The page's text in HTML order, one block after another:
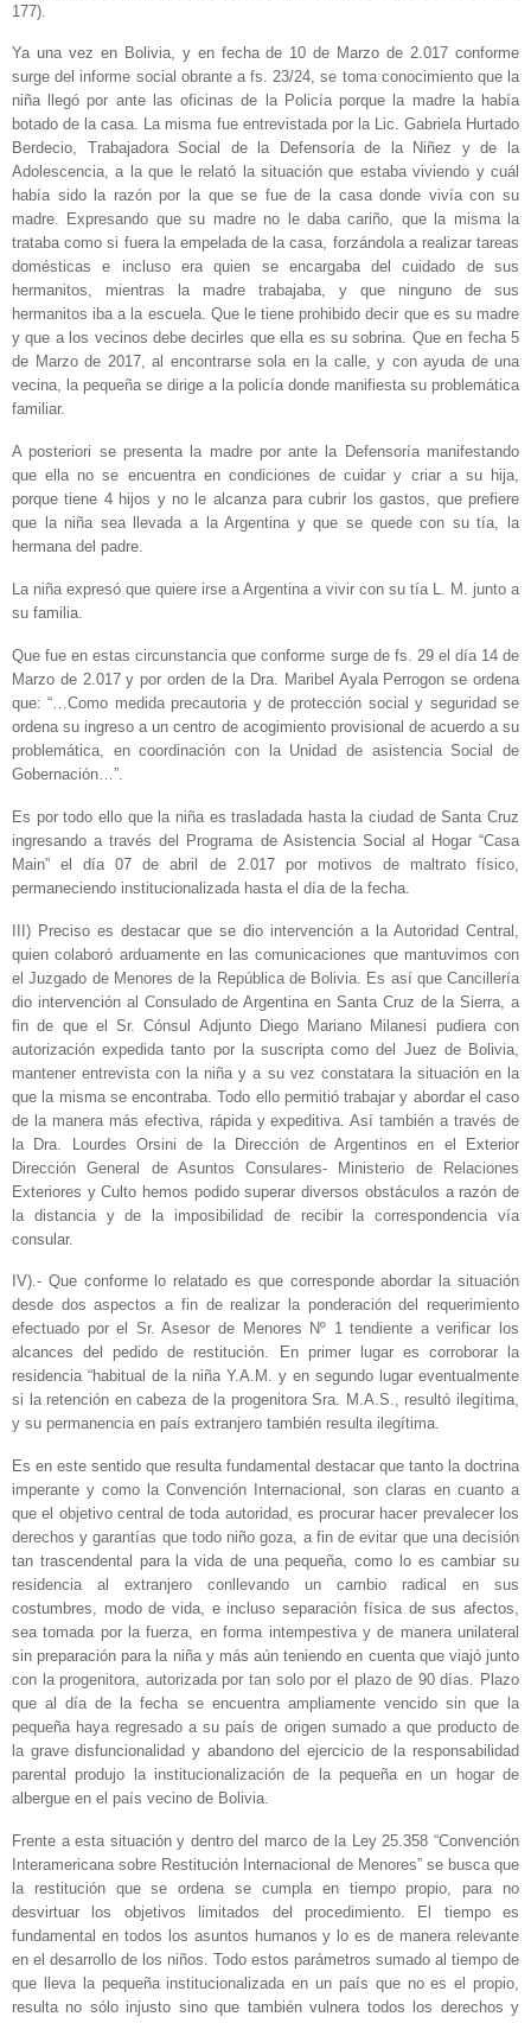
177).
Ya una vez en Bolivia, y en fecha de 10 de Marzo de 2.017 conforme
surge del informe social obrante a fs. 23/24, se toma conocimiento que la
niña llegó por ante las oficinas de la Policía porque la madre la había
botado de la casa. La misma fue entrevistada por la Lic. Gabriela Hurtado
Berdecio, Trabajadora Social de la Defensoría de la Niñez y de la
Adolescencia, a la que le relató la situación que estaba viviendo y cuál
había sido la razón por la que se fue de la casa donde vivía con su
madre. Expresando que su madre no le daba cariño, que la misma la
trataba como si fuera la empelada de la casa, forzándola a realizar tareas
domésticas e incluso era quien se encargaba del cuidado de sus
hermanitos, mientras la madre trabajaba, y que ninguno de sus
hermanitos iba a la escuela. Que le tiene prohibido decir que es su madre
y que a los vecinos debe decirles que ella es su sobrina. Que en fecha 5
de Marzo de 2017, al encontrarse sola en la calle, y con ayuda de una
vecina, la pequeña se dirige a la policía donde manifiesta su problemática
familiar.
A posteriori se presenta la madre por ante la Defensoría manifestando
que ella no se encuentra en condiciones de cuidar y criar a su hija,
porque tiene 4 hijos y no le alcanza para cubrir los gastos, que prefiere
que la niña sea llevada a la Argentina y que se quede con su tía, la
hermana del padre.
La niña expresó que quiere irse a Argentina a vivir con su tía L. M. junto a
su familia.
Que fue en estas circunstancia que conforme surge de fs. 29 el día 14 de
Marzo de 2.017 y por orden de la Dra. Maribel Ayala Perrogon se ordena
que: “…Como medida precautoria y de protección social y seguridad se
ordena su ingreso a un centro de acogimiento provisional de acuerdo a su
problemática, en coordinación con la Unidad de asistencia Social de
Gobernación…”.
Es por todo ello que la niña es trasladada hasta la ciudad de Santa Cruz
ingresando a través del Programa de Asistencia Social al Hogar “Casa
Main” el día 07 de abril de 2.017 por motivos de maltrato físico,
permaneciendo institucionalizada hasta el día de la fecha.
III) Preciso es destacar que se dio intervención a la Autoridad Central,
quien colaboró arduamente en las comunicaciones que mantuvimos con
el Juzgado de Menores de la República de Bolivia. Es así que Cancillería
dio intervención al Consulado de Argentina en Santa Cruz de la Sierra, a
fin de que el Sr. Cónsul Adjunto Diego Mariano Milanesi pudiera con
autorización expedida tanto por la suscripta como del Juez de Bolivia,
mantener entrevista con la niña y a su vez constatara la situación en la
que la misma se encontraba. Todo ello permitió trabajar y abordar el caso
de la manera más efectiva, rápida y expeditiva. Así también a través de
la Dra. Lourdes Orsini de la Dirección de Argentinos en el Exterior
Dirección General de Asuntos Consulares- Ministerio de Relaciones
Exteriores y Culto hemos podido superar diversos obstáculos a razón de
la distancia y de la imposibilidad de recibir la correspondencia vía
consular.
IV).- Que conforme lo relatado es que corresponde abordar la situación
desde dos aspectos a fin de realizar la ponderación del requerimiento
efectuado por el Sr. Asesor de Menores Nº 1 tendiente a verificar los
alcances del pedido de restitución. En primer lugar es corroborar la
residencia “habitual de la niña Y.A.M. y en segundo lugar eventualmente
si la retención en cabeza de la progenitora Sra. M.A.S., resultó ilegítima,
y su permanencia en país extranjero también resulta ilegítima.
Es en este sentido que resulta fundamental destacar que tanto la doctrina
imperante y como la Convención Internacional, son claras en cuanto a
que el objetivo central de toda autoridad, es procurar hacer prevalecer los
derechos y garantías que todo niño goza, a fin de evitar que una decisión
tan trascendental para la vida de una pequeña, como lo es cambiar su
residencia al extranjero conllevando un cambio radical en sus
costumbres, modo de vida, e incluso separación física de sus afectos,
sea tomada por la fuerza, en forma intempestiva y de manera unilateral
sin preparación para la niña y más aún teniendo en cuenta que viajó junto
con la progenitora, autorizada por tan solo por el plazo de 90 días. Plazo
que al día de la fecha se encuentra ampliamente vencido sin que la
pequeña haya regresado a su país de origen sumado a que producto de
la grave disfuncionalidad y abandono del ejercicio de la responsabilidad
parental produjo la institucionalización de la pequeña en un hogar de
albergue en el país vecino de Bolivia.
Frente a esta situación y dentro del marco de la Ley 25.358 “Convención
Interamericana sobre Restitución Internacional de Menores” se busca que
la restitución que se ordena se cumpla en tiempo propio, para no
desvirtuar los objetivos limitados del procedimiento. El tiempo es
fundamental en todos los asuntos humanos y lo es de manera relevante
en el desarrollo de los niños. Todo estos parámetros sumado al tiempo de
que lleva la pequeña institucionalizada en un país que no es el propio,
resulta no sólo injusto sino que también vulnera todos los derechos y